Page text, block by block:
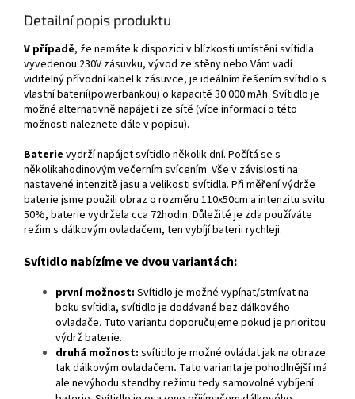
Detailní popis produktu
V případě, že nemáte k dispozici v blízkosti umístění svítidla
vyvedenou 230V zásuvku, vývod ze stěny nebo Vám vadí
viditelný přívodní kabel k zásuvce, je ideálním řešením svítidlo s
vlastní baterií(powerbankou) o kapacitě 30 000 mAh. Svítidlo je
možné alternativně napájet i ze sítě (více informací o této
možnosti naleznete dále v popisu).
Baterie vydrží napájet svítidlo několik dní. Počítá se s
několikahodinovým večerním svícením. Vše v závislosti na
nastavené intenzitě jasu a velikosti svítidla. Při měření výdrže
baterie jsme použili obraz o rozměru 110x50cm a intenzitu svitu
50%, baterie vydržela cca 72hodin. Důležité je zda používáte
režim s dálkovým ovladačem, ten vybíjí baterii rychleji.
Svítidlo nabízíme ve dvou variantách:
první možnost: Svítidlo je možné vypínat/stmívat na
boku svítidla, svítidlo je dodávané bez dálkového
ovladače. Tuto variantu doporučujeme pokud je prioritou
výdrž baterie.
druhá možnost: svítidlo je možné ovládat jak na obraze
tak dálkovým ovladačem. Tato varianta je pohodlnější má
ale nevýhodu stendby režimu tedy samovolné vybíjení